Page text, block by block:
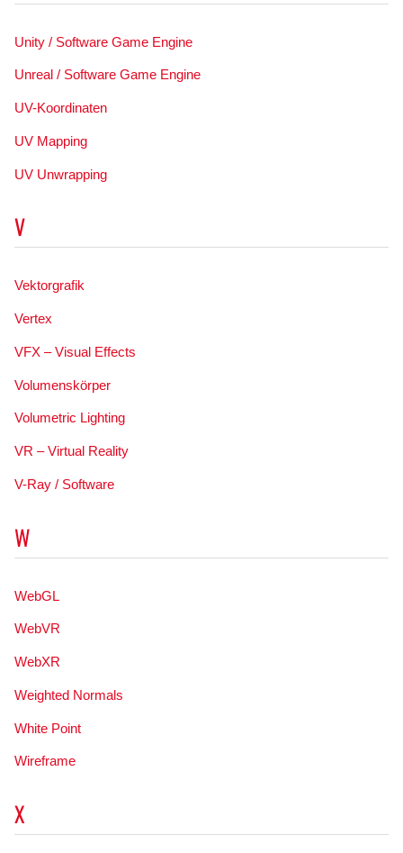
Unity / Software Game Engine
Unreal / Software Game Engine
UV-Koordinaten
UV Mapping
UV Unwrapping
V
Vektorgrafik
Vertex
VFX – Visual Effects
Volumenskörper
Volumetric Lighting
VR – Virtual Reality
V-Ray / Software
W
WebGL
WebVR
WebXR
Weighted Normals
White Point
Wireframe
X